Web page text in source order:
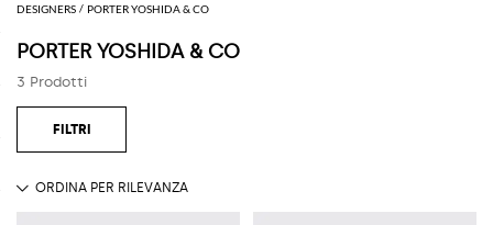
DESIGNERS PORTER YOSHIDA & CO
PORTER YOSHIDA & CO
3 Prodotti